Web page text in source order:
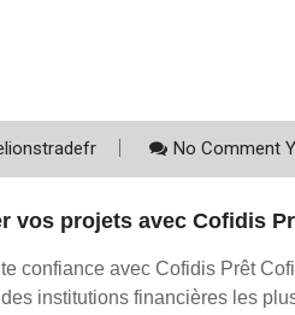
No Comment
vos projets avec Cofidis
confiance avec Cofidis Prêt
institutions financières les